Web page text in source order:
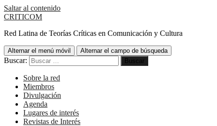
Saltar al contenido
CRITICOM
Red Latina de Teorías Críticas en Comunicación y Cultura
Alternar el menú móvil Alternar el campo de búsqueda
Buscar:
Sobre la red
Miembros
Divulgación
Agenda
Lugares de interés
Revistas de Interés